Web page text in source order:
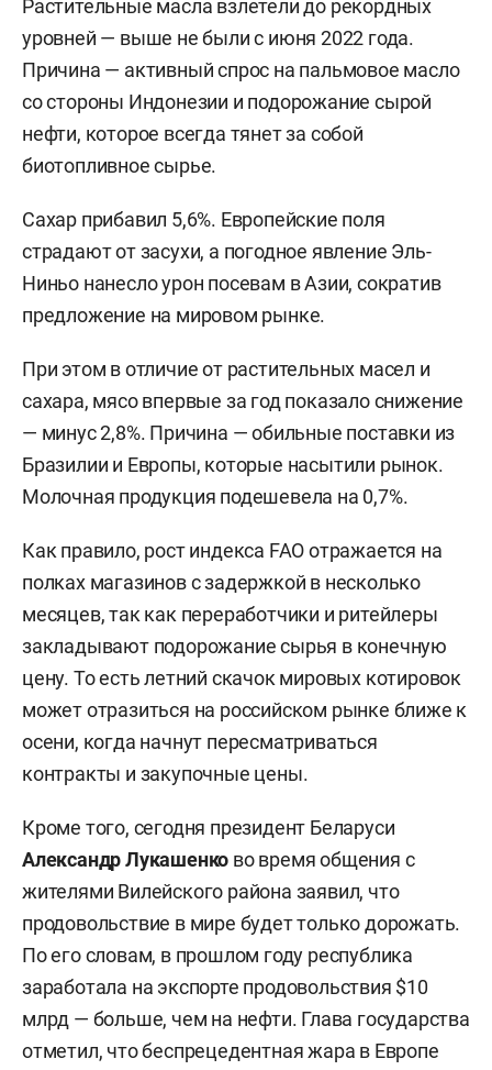
Растительные масла взлетели до рекордных
уровней — выше не были с июня 2022 года.
Причина — активный спрос на пальмовое масло
со стороны Индонезии и подорожание сырой
нефти, которое всегда тянет за собой
биотопливное сырье.
Сахар прибавил 5,6%. Европейские поля
страдают от засухи, а погодное явление Эль-
Ниньо нанесло урон посевам в Азии, сократив
предложение на мировом рынке.
При этом в отличие от растительных масел и
сахара, мясо впервые за год показало снижение
— минус 2,8%. Причина — обильные поставки из
Бразилии и Европы, которые насытили рынок.
Молочная продукция подешевела на 0,7%.
Как правило, рост индекса FAO отражается на
полках магазинов с задержкой в несколько
месяцев, так как переработчики и ритейлеры
закладывают подорожание сырья в конечную
цену. То есть летний скачок мировых котировок
может отразиться на российском рынке ближе к
осени, когда начнут пересматриваться
контракты и закупочные цены.
Кроме того, сегодня президент Беларуси
Александр Лукашенко во время общения с
жителями Вилейского района заявил, что
продовольствие в мире будет только дорожать.
По его словам, в прошлом году республика
заработала на экспорте продовольствия $10
млрд — больше, чем на нефти. Глава государства
отметил, что беспрецедентная жара в Европе